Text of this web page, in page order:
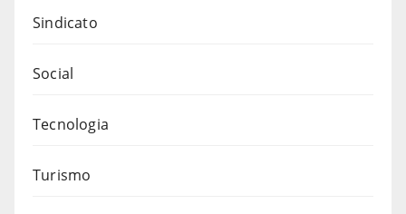
Sindicato
Social
Tecnologia
Turismo